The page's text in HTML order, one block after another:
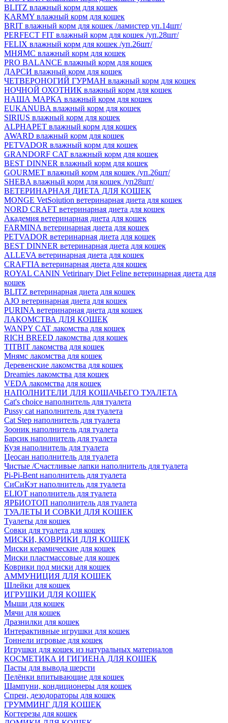
BLITZ влажный корм для кошек
KARMY влажный корм для кошек
BRIT влажный корм для кошек /ламистер уп.14шт/
PERFECT FIT влажный корм для кошек /уп.28шт/
FELIX влажный корм для кошек /уп.26шт/
МНЯМС влажный корм для кошек
PRO BALANCE влажный корм для кошек
ДАРСИ влажный корм для кошек
ЧЕТВЕРОНОГИЙ ГУРМАН влажный корм для кошек
НОЧНОЙ ОХОТНИК влажный корм для кошек
НАША МАРКА влажный корм для кошек
EUKANUBA влажный корм для кошек
SIRIUS влажный корм для кошек
ALPHAPET влажный корм для кошек
AWARD влажный корм для кошек
PETVADOR влажный корм для кошек
GRANDORF CAT влажный корм для кошек
BEST DINNER влажный корм для кошек
GOURMET влажный корм для кошек /уп.26шт/
SHEBA влажный корм для кошек /уп28шт/
ВЕТЕРИНАРНАЯ ДИЕТА ДЛЯ КОШЕК
MONGE VetSoiution ветеринарная диета для кошек
NORD CRAFT ветеринарная диета для кошек
Академия ветеринарная диета для кошек
FARMINA ветеринарная диета для кошек
PETVADOR ветеринарная диета для кошек
BEST DINNER ветеринарная диета для кошек
ALLEVA ветеринарная диета для кошек
CRAFTIA ветеринарная диета для кошек
ROYAL CANIN Vetirinary Diet Feline ветеринарная диета для
кошек
BLITZ ветеринарная диета для кошек
AJO ветеринарная диета для кошек
PURINA ветеринарная диета для кошек
ЛАКОМСТВА ДЛЯ КОШЕК
WANPY CAT лакомства для кошек
RICH BREED лакомства для кошек
TITBIT лакомства для кошек
Мнямс лакомства для кошек
Деревенские лакомства для кошек
Dreamies лакомства для кошек
VEDA лакомства для кошек
НАПОЛНИТЕЛИ ДЛЯ КОШАЧЬЕГО ТУАЛЕТА
Cat's choice наполнитель для туалета
Pussy cat наполнитель для туалета
Cat Step наполнитель для туалета
Зооник наполнитель для туалета
Барсик наполнитель для туалета
Кузя наполнитель для туалета
Цеосан наполнитель для туалета
Чистые /Счастливые лапки наполнитель для туалета
Pi-Pi-Bent наполнитель для туалета
СиСиКэт наполнитель для туалета
ELIOT наполнитель для туалета
ЯРБИОТОП наполнитель для туалета
ТУАЛЕТЫ И СОВКИ ДЛЯ КОШЕК
Туалеты для кошек
Совки для туалета для кошек
МИСКИ, КОВРИКИ ДЛЯ КОШЕК
Миски керамические для кошек
Миски пластмассовые для кошек
Коврики под миски для кошек
АММУНИЦИЯ ДЛЯ КОШЕК
Шлейки для кошек
ИГРУШКИ ДЛЯ КОШЕК
Мыши для кошек
Мячи для кошек
Дразнилки для кошек
Интерактивные игрушки для кошек
Тоннели игровые для кошек
Игрушки для кошек из натуральных материалов
КОСМЕТИКА И ГИГИЕНА ДЛЯ КОШЕК
Пасты для вывода шерсти
Пелёнки впитывающие для кошек
Шампуни, кондиционеры для кошек
Спреи, дезодораторы для кошек
ГРУММИНГ ДЛЯ КОШЕК
Когтерезы для кошек